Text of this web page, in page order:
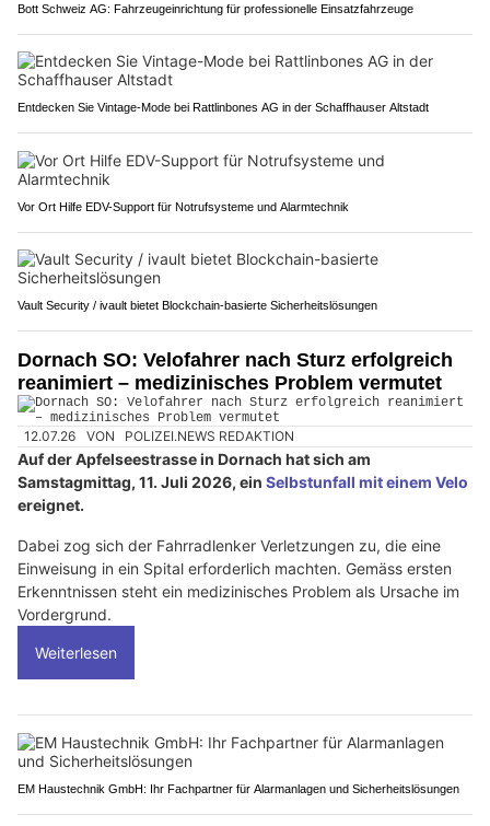
Bott Schweiz AG: Fahrzeugeinrichtung für professionelle Einsatzfahrzeuge
Entdecken Sie Vintage-Mode bei Rattlinbones AG in der Schaffhauser Altstadt
Vor Ort Hilfe EDV-Support für Notrufsysteme und Alarmtechnik
Vault Security / ivault bietet Blockchain-basierte Sicherheitslösungen
Dornach SO: Velofahrer nach Sturz erfolgreich
reanimiert – medizinisches Problem vermutet
12.07.26 VON POLIZEI.NEWS REDAKTION
Auf der Apfelseestrasse in Dornach hat sich am
Samstagmittag, 11. Juli 2026, ein Selbstunfall mit einem Velo
ereignet.
Dabei zog sich der Fahrradlenker Verletzungen zu, die eine
Einweisung in ein Spital erforderlich machten. Gemäss ersten
Erkenntnissen steht ein medizinisches Problem als Ursache im
Vordergrund.
Weiterlesen
EM Haustechnik GmbH: Ihr Fachpartner für Alarmanlagen und Sicherheitslösungen